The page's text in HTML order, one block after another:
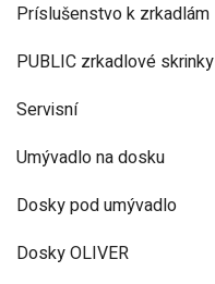
Príslušenstvo k zrkadlám
PUBLIC zrkadlové skrinky
Servisní
Umývadlo na dosku
Dosky pod umývadlo
Dosky OLIVER